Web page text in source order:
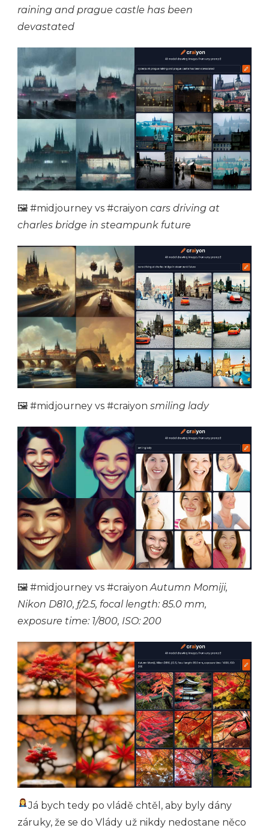
raining and prague castle has been
devastated
🖼 #midjourney vs #craiyon cars driving at
charles bridge in steampunk future
🖼 #midjourney vs #craiyon smiling lady
🖼 #midjourney vs #craiyon Autumn Momiji,
Nikon D810, ƒ/2.5, focal length: 85.0 mm,
exposure time: 1/800, ISO: 200
Já bych tedy po vládě chtěl, aby byly dány
záruky, že se do Vlády už nikdy nedostane něco